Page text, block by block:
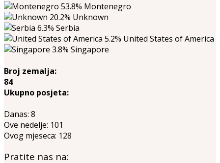
53.8% Montenegro
20.2% Unknown
6.3% Serbia
5.2% United States of America
3.8% Singapore
Broj zemalja:
84
Ukupno posjeta:
Danas: 8
Ove nedelje: 101
Ovog mjeseca: 128
Pratite nas na: